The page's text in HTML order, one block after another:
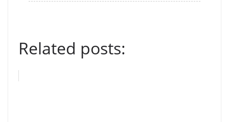
Related posts: